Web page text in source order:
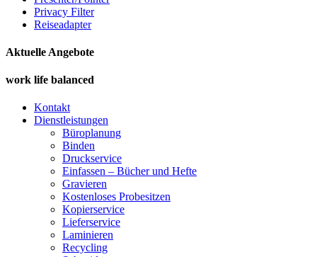
Privacy Filter
Reiseadapter
Aktuelle Angebote
work life balanced
Kontakt
Dienstleistungen
Büroplanung
Binden
Druckservice
Einfassen – Bücher und Hefte
Gravieren
Kostenloses Probesitzen
Kopierservice
Lieferservice
Laminieren
Recycling